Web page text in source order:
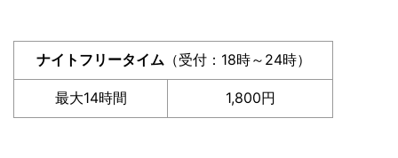
ナイトフリータイム（受付：18時～24時）
最大14時間 1,800円